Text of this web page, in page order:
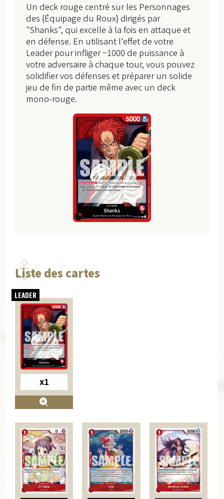
Un deck rouge centré sur les Personnages
des {Équipage du Roux} dirigés par
"Shanks", qui excelle à la fois en attaque et
en défense. En utilisant l'effet de votre
Leader pour infliger −1000 de puissance à
votre adversaire à chaque tour, vous pouvez
solidifier vos défenses et préparer un solide
jeu de fin de partie même avec un deck
mono-rouge.
Liste des cartes
x1